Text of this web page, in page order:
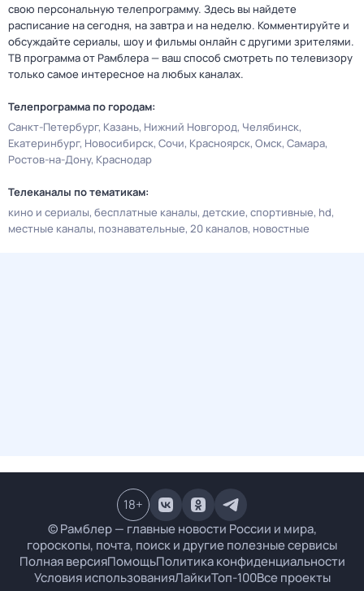
свою персональную телепрограмму. Здесь вы найдете
расписание на сегодня, на завтра и на неделю. Комментируйте и
обсуждайте сериалы, шоу и фильмы онлайн с другими зрителями.
ТВ программа от Рамблера — ваш способ смотреть по телевизору
только самое интересное на любых каналах.
Телепрограмма по городам:
Санкт-Петербург Казань Нижний Новгород Челябинск
Екатеринбург Новосибирск Сочи Красноярск Омск Самара
Ростов-на-Дону Краснодар
Телеканалы по тематикам:
кино и сериалы бесплатные каналы детские спортивные hd
местные каналы познавательные 20 каналов новостные
© Рамблер — главные новости России и мира,
гороскопы, почта, поиск и другие полезные сервисы
Полная версияПомощьПолитика конфиденциальности
Условия использованияЛайкиТоп-100Все проекты
18+